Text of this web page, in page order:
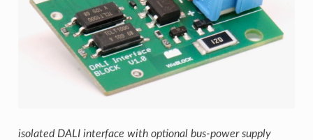
isolated DALI interface with optional bus-power supply